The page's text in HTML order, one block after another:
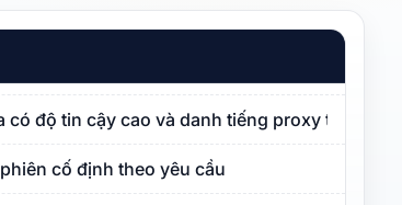
có độ tin cậy cao và danh tiếng proxy trong
cố định theo yêu cầu